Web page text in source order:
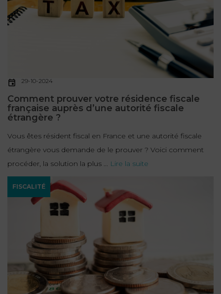
29-10-2024
Comment prouver votre résidence fiscale
française auprès d’une autorité fiscale
étrangère ?
Vous êtes résident fiscal en France et une autorité fiscale
étrangère vous demande de le prouver ? Voici comment
procéder, la solution la plus ... Lire la suite
FISCALITÉ